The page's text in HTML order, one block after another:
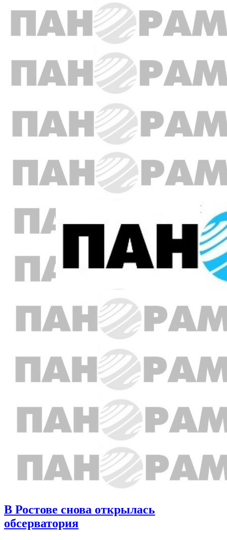
В Ростове снова открылась
обсерватория